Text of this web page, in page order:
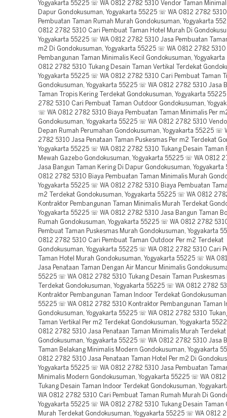
Yogyakarta 55225 ☏ WA 0812 2782 5310 Vendor Taman
Dapur Gondokusuman, Yogyakarta 55225 ☏ WA 0812 2782
Pembuatan Taman Rumah Murah Gondokusuman, Yogyakarta
0812 2782 5310 Cari Pembuat Taman Hotel Murah Di
Yogyakarta 55225 ☏ WA 0812 2782 5310 Jasa Pembuatan
m2 Di Gondokusuman, Yogyakarta 55225 ☏ WA 0812 2782
Pembangunan Taman Minimalis Kecil Gondokusuman,
0812 2782 5310 Tukang Desain Taman Vertikal Terdekat
Yogyakarta 55225 ☏ WA 0812 2782 5310 Cari Pembuat Taman
Gondokusuman, Yogyakarta 55225 ☏ WA 0812 2782 5310 Jasa
Taman Tropis Kering Terdekat Gondokusuman, Yogyakarta
2782 5310 Cari Pembuat Taman Outdoor Gondokusuman,
☏ WA 0812 2782 5310 Biaya Pembuatan Taman Minimalis Per
Gondokusuman, Yogyakarta 55225 ☏ WA 0812 2782 5310
Depan Rumah Perumahan Gondokusuman, Yogyakarta 55225 ☏
2782 5310 Jasa Penataan Taman Puskesmas Per m2 Terdekat
Yogyakarta 55225 ☏ WA 0812 2782 5310 Tukang Desain Taman
Mewah Gazebo Gondokusuman, Yogyakarta 55225 ☏ WA 0812
Jasa Bangun Taman Kering Di Dapur Gondokusuman,
0812 2782 5310 Biaya Pembuatan Taman Minimalis Murah
Yogyakarta 55225 ☏ WA 0812 2782 5310 Biaya Pembuatan
m2 Terdekat Gondokusuman, Yogyakarta 55225 ☏ WA 0812
Kontraktor Pembangunan Taman Minimalis Murah Terdekat
Yogyakarta 55225 ☏ WA 0812 2782 5310 Jasa Bangun Taman
Rumah Gondokusuman, Yogyakarta 55225 ☏ WA 0812 2782
Pembuat Taman Puskesmas Murah Gondokusuman, Yogyakarta
0812 2782 5310 Cari Pembuat Taman Outdoor Per m2 Terdekat
Gondokusuman, Yogyakarta 55225 ☏ WA 0812 2782 5310 Cari
Taman Hotel Murah Gondokusuman, Yogyakarta 55225 ☏ WA
Jasa Penataan Taman Dengan Air Mancur Minimalis
55225 ☏ WA 0812 2782 5310 Tukang Desain Taman Puskesmas
Terdekat Gondokusuman, Yogyakarta 55225 ☏ WA 0812 2782
Kontraktor Pembangunan Taman Indoor Terdekat
55225 ☏ WA 0812 2782 5310 Kontraktor Pembangunan Taman
Gondokusuman, Yogyakarta 55225 ☏ WA 0812 2782 5310
Taman Vertikal Per m2 Terdekat Gondokusuman, Yogyakarta
0812 2782 5310 Jasa Penataan Taman Minimalis Murah Terdekat
Gondokusuman, Yogyakarta 55225 ☏ WA 0812 2782 5310 Jasa
Taman Belakang Minimalis Modern Gondokusuman, Yogyakarta
0812 2782 5310 Jasa Penataan Taman Hotel Per m2 Di
Yogyakarta 55225 ☏ WA 0812 2782 5310 Jasa Pembuatan
Minimalis Modern Gondokusuman, Yogyakarta 55225 ☏ WA
Tukang Desain Taman Indoor Terdekat Gondokusuman,
WA 0812 2782 5310 Cari Pembuat Taman Rumah Murah Di
Yogyakarta 55225 ☏ WA 0812 2782 5310 Tukang Desain Taman
Murah Terdekat Gondokusuman, Yogyakarta 55225 ☏ WA 0812